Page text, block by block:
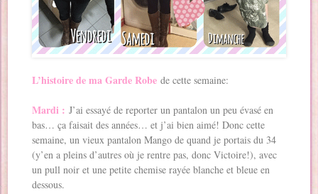
L’histoire de ma Garde Robe de cette semaine:
Mardi : J’ai essayé de reporter un pantalon un peu évasé en
bas… ça faisait des années… et j’ai bien aimé! Donc cette
semaine, un vieux pantalon Mango de quand je portais du 34
(y’en a pleins d’autres où je rentre pas, donc Victoire!), avec
un pull noir et une petite chemise rayée blanche et bleue en
dessous.